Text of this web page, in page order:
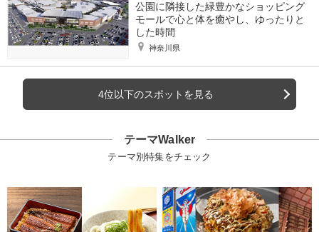
公園に隣接した緑豊かなショッピング
モールで心と体を癒やし、ゆったりと
した時間
神奈川県
4位以下のスポットを見る
テーマWalker
テーマ別特集をチェック